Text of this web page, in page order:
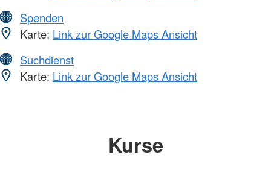
Spenden
Karte: Link zur Google Maps Ansicht
Suchdienst
Karte: Link zur Google Maps Ansicht
Kurse